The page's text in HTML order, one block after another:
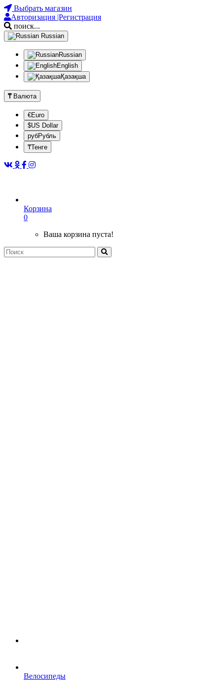
Выбрать магазин
Авторизация |Регистрация
поиск...
Russian
Russian
English
Қазақша
₸ Валюта
€Euro
$US Dollar
рубРубль
₸Тенге
Корзина
0
Ваша корзина пуста!
Велосипеды